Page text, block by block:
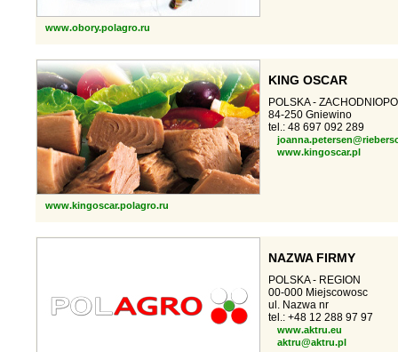
www.obory.polagro.ru
KING OSCAR
POLSKA -
84-250 Gniewino
tel.: 48 697 092 289
www.kingoscar.pl
www.kingoscar.polagro.ru
NAZWA FIRMY
POLSKA - REGION
00-000 Miejscowosc
ul. Nazwa nr
tel.: +48 12 288 97 97
www.aktru.eu
aktru@aktru.pl